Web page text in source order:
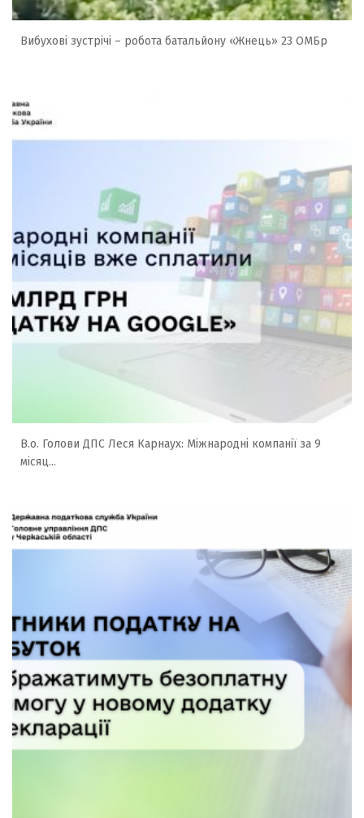
Вибухові зустрічі – робота батальйону «Жнець» 23 ОМБр
В.о. Голови ДПС Леся Карнаух: Міжнародні компанії за 9
місяц...